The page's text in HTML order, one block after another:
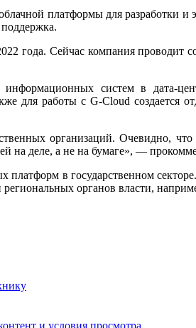
платформы для
года. Сейчас компания проводит
информационных систем в дата-
для работы с G-Cloud создается
организаций. Очевидно, что
на деле, а не на бумаге», —
в государственном
органов власти,
и условия просмотра